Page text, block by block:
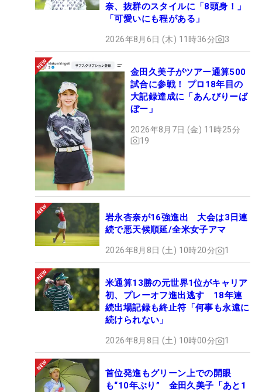
奈、抜群のスタイルに「8頭身！」
「可愛いにも程がある」
2026年8月6日 (木) 11時36分 3
金田久美子がツアー通算500
試合に参戦！ プロ18年目の
大記録達成に「あんびりーば
ぼー」
2026年8月7日 (金) 11時25分
19
岩永杏奈が16強進出 大会は3日連
続で悪天候順延/全米女子アマ
2026年8月8日 (土) 10時20分 1
米通算13勝の元世界1位がキャリア
初、プレーオフ進出逃す 18年連
続出場記録も終止符「何事も永遠に
続けられない」
2026年8月8日 (土) 10時00分 1
首位発進もグリーン上での開眼
も“10年ぶり” 金田久美子「あと1